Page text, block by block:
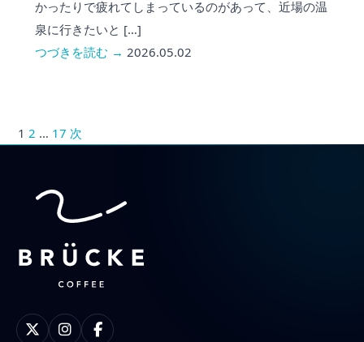
かったりで疲れてしまっているのがあって、近場の温
泉に行きたいと […]
つづきを読む → 2026.05.02
1 2 … 17 次